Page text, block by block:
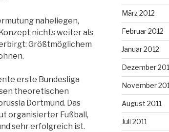
naheliegen,
nichts weiter als
Größtmöglichem
erste Bundesliga
theoretischen
Dortmund. Das
organisierter Fußball,
sehr erfolgreich ist.
März 2012
Februar 2012
Januar 2012
Dezember
November
August 2011
Juli 2011